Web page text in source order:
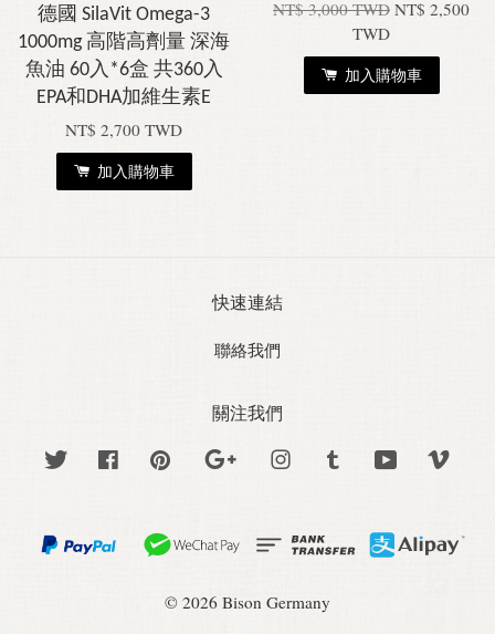
德國 SilaVit Omega-3
1000mg 高階高劑量 深海
魚油 60入*6盒 共360入
EPA和DHA加維生素E
NT$ 2,700 TWD
加入購物車
NT$ 3,000 TWD NT$ 2,500
TWD
加入購物車
快速連結
聯絡我們
關注我們
Twitter Facebook Pinterest Google Instagram Tumblr YouTube
© 2026 Bison Germany